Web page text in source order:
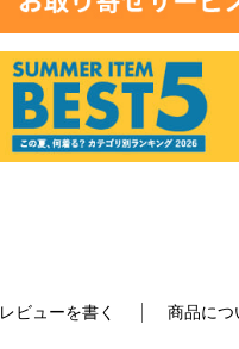
レビューを書く 商品につ